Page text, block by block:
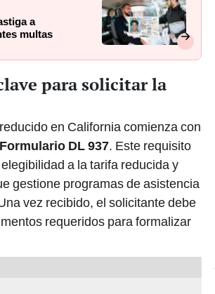
a
multas
para solicitar la
en California comienza con
Formulario DL 937. Este requisito
a la tarifa reducida y
gestione programas de asistencia
vez recibido, el solicitante debe
requeridos para formalizar